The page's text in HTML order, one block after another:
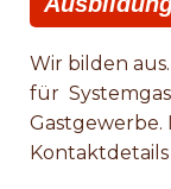
Wir bilden
für
Gastgewerbe.